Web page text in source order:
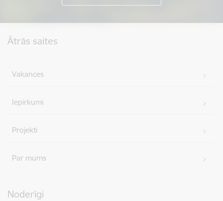
Ātrās saites
Vakances
Iepirkumi
Projekti
Par mums
Noderīgi